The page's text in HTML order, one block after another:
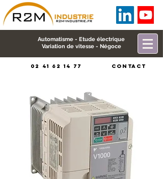
Automatisme - Etude électrique
Variation de vitesse - Négoce
02 41 62 14 77 CONTACT